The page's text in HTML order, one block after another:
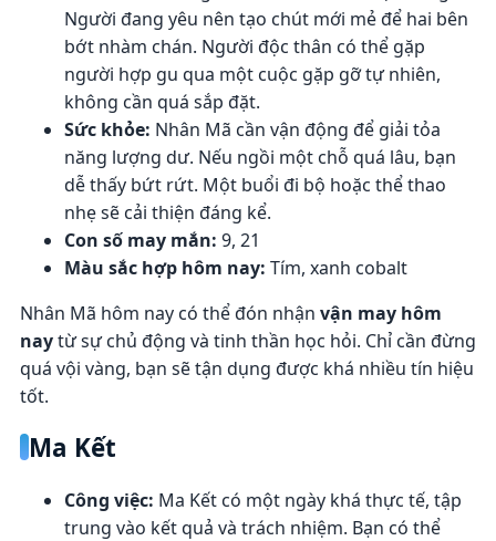
Người đang yêu nên tạo chút mới mẻ để hai bên
bớt nhàm chán. Người độc thân có thể gặp
người hợp gu qua một cuộc gặp gỡ tự nhiên,
không cần quá sắp đặt.
Sức khỏe: Nhân Mã cần vận động để giải tỏa
năng lượng dư. Nếu ngồi một chỗ quá lâu, bạn
dễ thấy bứt rứt. Một buổi đi bộ hoặc thể thao
nhẹ sẽ cải thiện đáng kể.
Con số may mắn: 9, 21
Màu sắc hợp hôm nay: Tím, xanh cobalt
Nhân Mã hôm nay có thể đón nhận vận may hôm
naytừ sự chủ động và tinh thần học hỏi. Chỉ cần đừng
quá vội vàng, bạn sẽ tận dụng được khá nhiều tín hiệu
tốt.
Ma Kết
Công việc: Ma Kết có một ngày khá thực tế, tập
trung vào kết quả và trách nhiệm. Bạn có thể